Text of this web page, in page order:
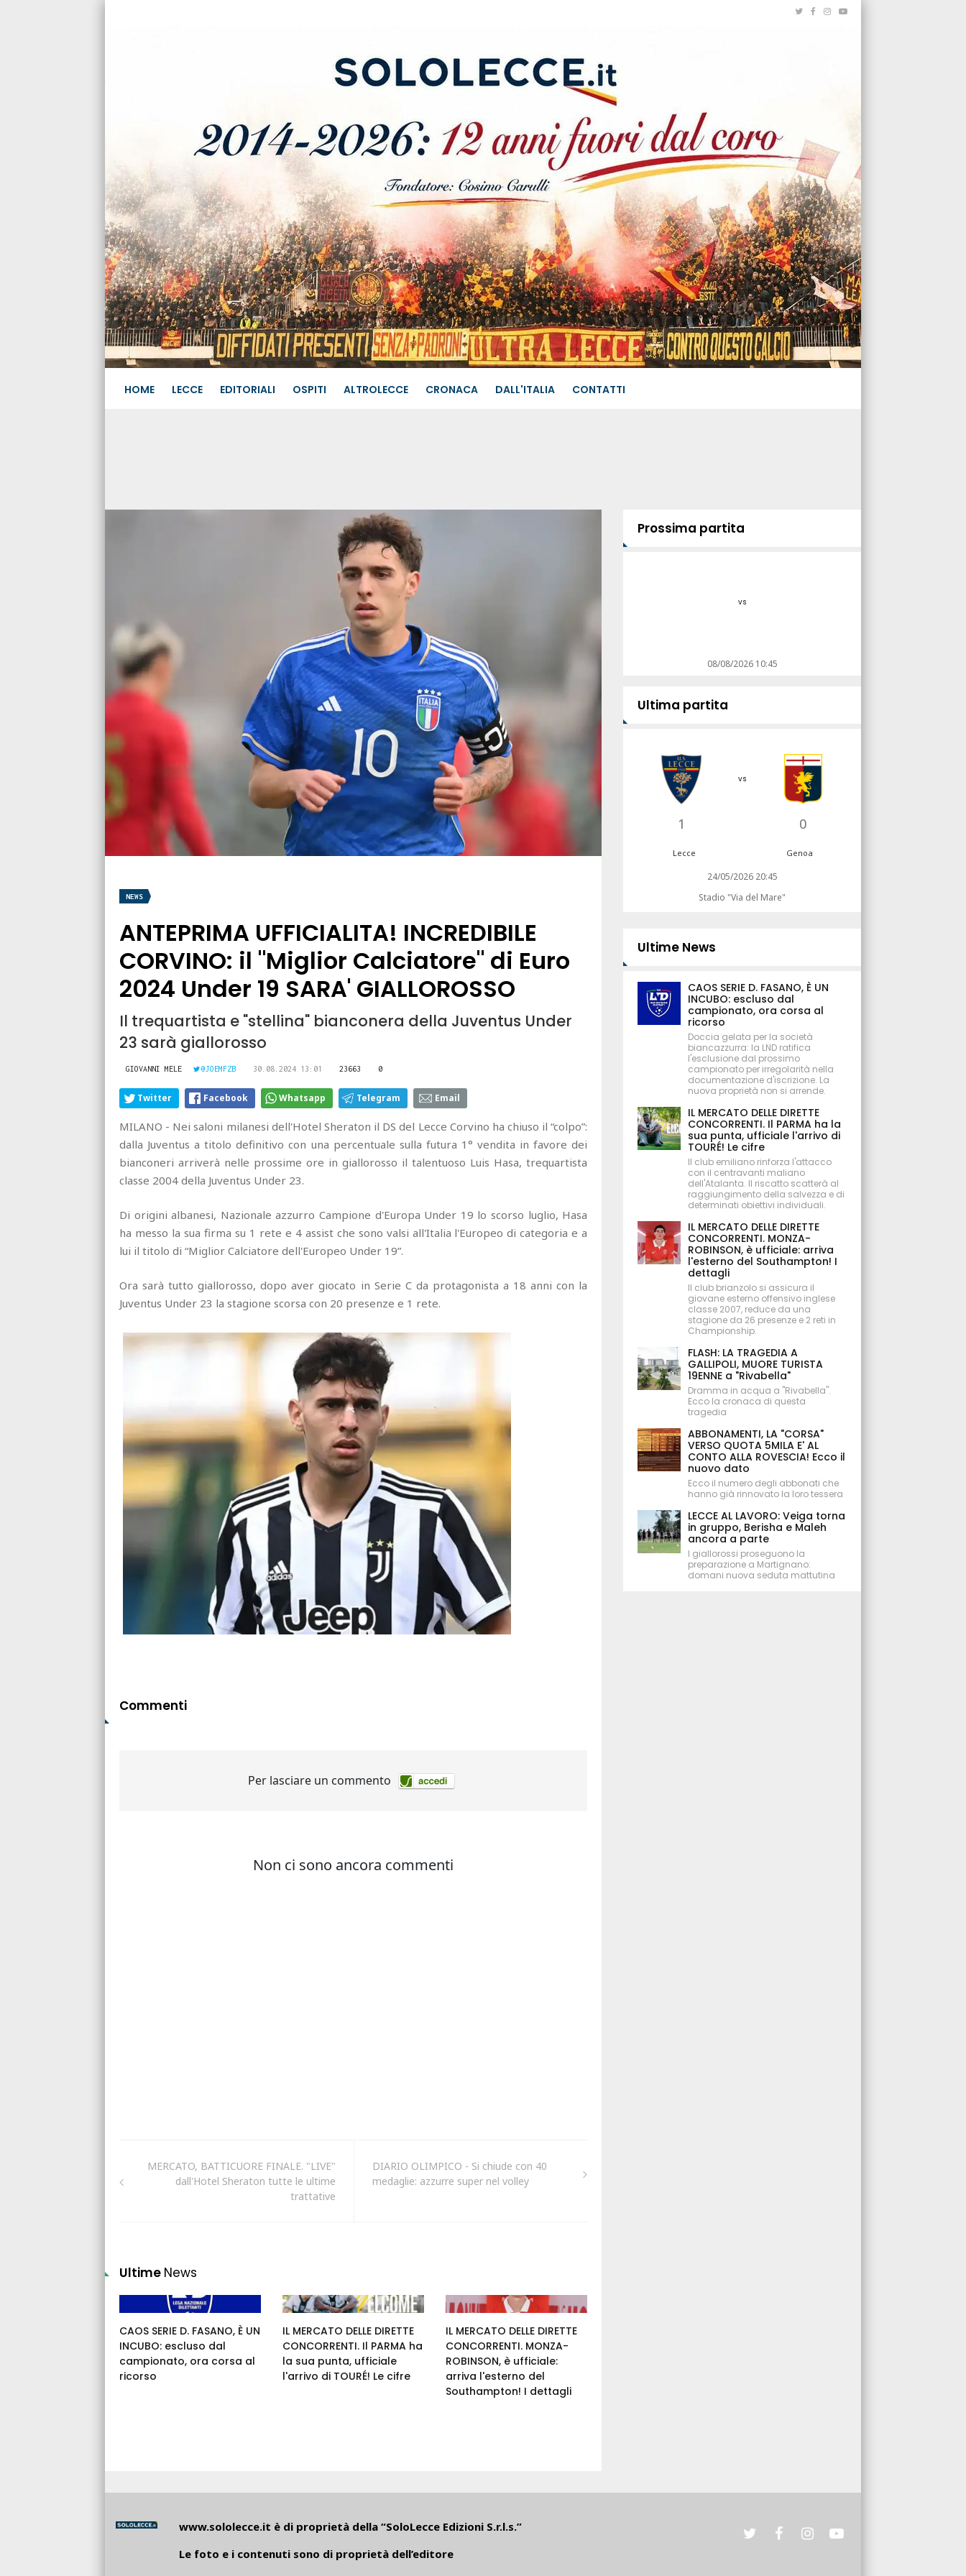
HOME LECCE EDITORIALI OSPITI ALTROLECCE CRONACA DALL'ITALIA CONTATTI
NEWS
ANTEPRIMA UFFICIALITA! INCREDIBILE
CORVINO: il "Miglior Calciatore" di Euro
2024 Under 19 SARA' GIALLOROSSO
Il trequartista e "stellina" bianconera della Juventus Under
23 sarà giallorosso
GIOVANNI MELE @JOEMFZB 30.08.2024 13:01 23663 0
Twitter Facebook Whatsapp Telegram Email
MILANO - Nei saloni milanesi dell'Hotel Sheraton il DS del Lecce Corvino ha chiuso il “colpo”:
dalla Juventus a titolo definitivo con una percentuale sulla futura 1° vendita in favore dei
bianconeri arriverà nelle prossime ore in giallorosso il talentuoso Luis Hasa, trequartista
classe 2004 della Juventus Under 23.
Di origini albanesi, Nazionale azzurro Campione d'Europa Under 19 lo scorso luglio, Hasa
ha messo la sua firma su 1 rete e 4 assist che sono valsi all'Italia l'Europeo di categoria e a
lui il titolo di “Miglior Calciatore dell'Europeo Under 19”.
Ora sarà tutto giallorosso, dopo aver giocato in Serie C da protagonista a 18 anni con la
Juventus Under 23 la stagione scorsa con 20 presenze e 1 rete.
Commenti
MERCATO, BATTICUORE FINALE. "LIVE"
dall'Hotel Sheraton tutte le ultime
trattative
DIARIO OLIMPICO - Si chiude con 40
medaglie: azzurre super nel volley
Ultime News
CAOS SERIE D. FASANO, È UN
INCUBO: escluso dal
campionato, ora corsa al
ricorso
IL MERCATO DELLE DIRETTE
CONCORRENTI. Il PARMA ha
la sua punta, ufficiale
l'arrivo di TOURÉ! Le cifre
IL MERCATO DELLE DIRETTE
CONCORRENTI. MONZA-
ROBINSON, è ufficiale:
arriva l'esterno del
Southampton! I dettagli
Prossima partita
vs
08/08/2026 10:45
Ultima partita
1
vs
0
Lecce Genoa
24/05/2026 20:45
Stadio "Via del Mare"
Ultime News
CAOS SERIE D. FASANO, È UN
INCUBO: escluso dal
campionato, ora corsa al
ricorso
Doccia gelata per la società
biancazzurra: la LND ratifica
l'esclusione dal prossimo
campionato per irregolarità nella
documentazione d'iscrizione. La
nuova proprietà non si arrende.
IL MERCATO DELLE DIRETTE
CONCORRENTI. Il PARMA ha la
sua punta, ufficiale l'arrivo di
TOURÉ! Le cifre
Il club emiliano rinforza l'attacco
con il centravanti maliano
dell'Atalanta. Il riscatto scatterà al
raggiungimento della salvezza e di
determinati obiettivi individuali.
IL MERCATO DELLE DIRETTE
CONCORRENTI. MONZA-
ROBINSON, è ufficiale: arriva
l'esterno del Southampton! I
dettagli
Il club brianzolo si assicura il
giovane esterno offensivo inglese
classe 2007, reduce da una
stagione da 26 presenze e 2 reti in
Championship.
FLASH: LA TRAGEDIA A
GALLIPOLI, MUORE TURISTA
19ENNE a "Rivabella"
Dramma in acqua a "Rivabella".
Ecco la cronaca di questa
tragedia
ABBONAMENTI, LA "CORSA"
VERSO QUOTA 5MILA E' AL
CONTO ALLA ROVESCIA! Ecco il
nuovo dato
Ecco il numero degli abbonati che
hanno già rinnovato la loro tessera
LECCE AL LAVORO: Veiga torna
in gruppo, Berisha e Maleh
ancora a parte
I giallorossi proseguono la
preparazione a Martignano:
domani nuova seduta mattutina
www.sololecce.it è di proprietà della “SoloLecce Edizioni S.r.l.s.”
Le foto e i contenuti sono di proprietà dell’editore